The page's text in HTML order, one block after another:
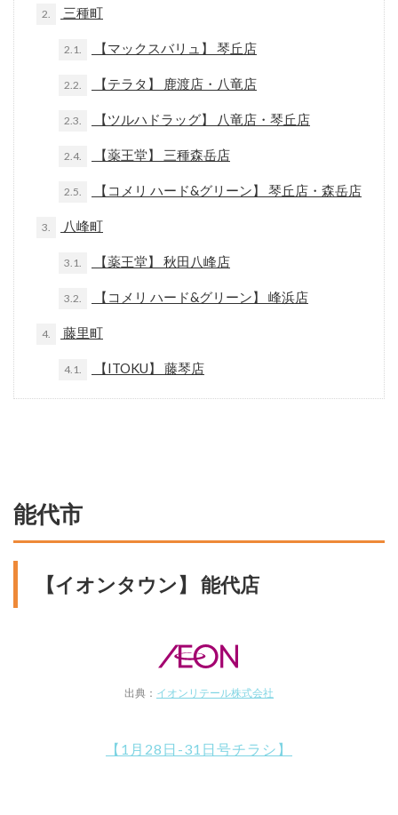
2. 三種町
2.1. 【マックスバリュ】 琴丘店
2.2. 【テラタ】 鹿渡店・八竜店
2.3. 【ツルハドラッグ】 八竜店・琴丘店
2.4. 【薬王堂】 三種森岳店
2.5. 【コメリ ハード&グリーン】 琴丘店・森岳店
3. 八峰町
3.1. 【薬王堂】 秋田八峰店
3.2. 【コメリ ハード&グリーン】 峰浜店
4. 藤里町
4.1. 【ITOKU】 藤琴店
能代市
【イオンタウン】 能代店
出典： イオンリテール株式会社
【1月28日-31日号チラシ】